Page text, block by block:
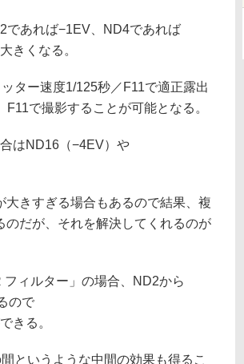
であれば−1EV、ND4であれば
きくなる。
ター速度1/125秒／F11で適正露出
で撮影することが可能となる。
はND16（−4EV）や
きすぎる場合もあるので結果、複
だが、それを解決してくれるのが
ィルター」の場合、ND2から
ので
きる。
というような中間の効果も得るこ